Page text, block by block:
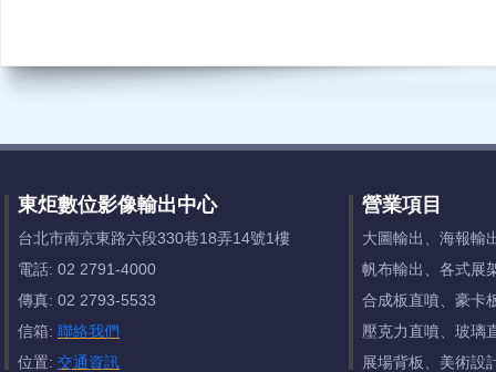
東炬數位影像輸出中心
台北市南京東路六段330巷18弄14號1樓
電話: 02 2791-4000
傳真: 02 2793-5533
信箱: 聯絡我們
位置: 交通資訊
營業項目
大圖輸出、海報輸
帆布輸出、各式展
合成板直噴、豪卡
壓克力直噴、玻璃
展場背板、美術設